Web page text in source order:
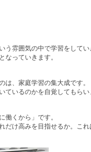
う雰囲気の中で学習をしてい
なっていきます。
は、家庭学習の集大成です。
ているのかを自覚してもらい
働くから」です。
だけ高みを目指せるか。これ